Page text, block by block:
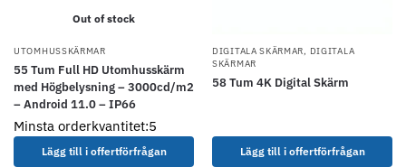
Out of stock
UTOMHUSSKÄRMAR
55 Tum Full HD Utomhusskärm
med Högbelysning – 3000cd/m2
– Android 11.0 – IP66
Minsta orderkvantitet:5
Lägg till i offertförfrågan
DIGITALA SKÄRMAR, DIGITALA
SKÄRMAR
58 Tum 4K Digital Skärm
Lägg till i offertförfrågan